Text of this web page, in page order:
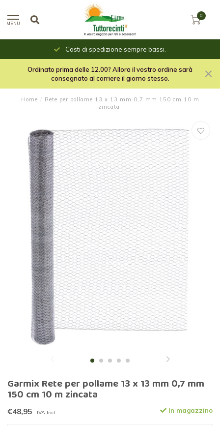
MENU
0
Costi di spedizione sempre bassi.
Ordinato prima delle 12.00? Allora il vostro ordine sarà
consegnato al corriere il giorno stesso.
Home / Rete per pollame 13 x 13 mm 0,7 mm 150 cm 10 m
zincata
Garmix Rete per pollame 13 x 13 mm 0,7 mm
150 cm 10 m zincata
€48,95 IVA Incl. In magazzino